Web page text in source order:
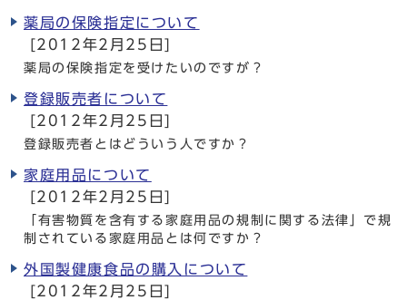
薬局の保険指定について
[2012年2月25日]
薬局の保険指定を受けたいのですが？
登録販売者について
[2012年2月25日]
登録販売者とはどういう人ですか？
家庭用品について
[2012年2月25日]
「有害物質を含有する家庭用品の規制に関する法律」で規
制されている家庭用品とは何ですか？
外国製健康食品の購入について
[2012年2月25日]